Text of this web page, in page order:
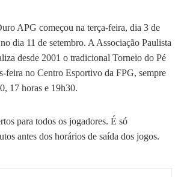
APG começou na terça-feira, dia 3 de
dia 11 de setembro. A Associação Paulista
desde 2001 o tradicional Torneio do Pé
feira no Centro Esportivo da FPG, sempre
17 horas e 19h30.
para todos os jogadores. É só
antes dos horários de saída dos jogos.